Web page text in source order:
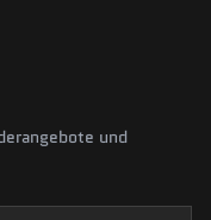
und